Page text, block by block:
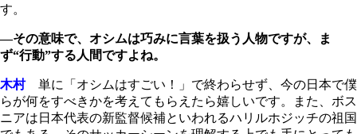
す。
―その意味で、オシムは巧みに言葉を扱う人物ですが、ま
ず“行動”する人間ですよね。
木村単に「オシムはすごい！」で終わらせず、今の日本で僕
らが何をすべきかを考えてもらえたら嬉しいです。また、ボス
ニアは日本代表の新監督候補といわれるハリルホジッチの祖国